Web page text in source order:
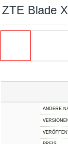
ZTE Blade
ANDERE
VERSIONEN